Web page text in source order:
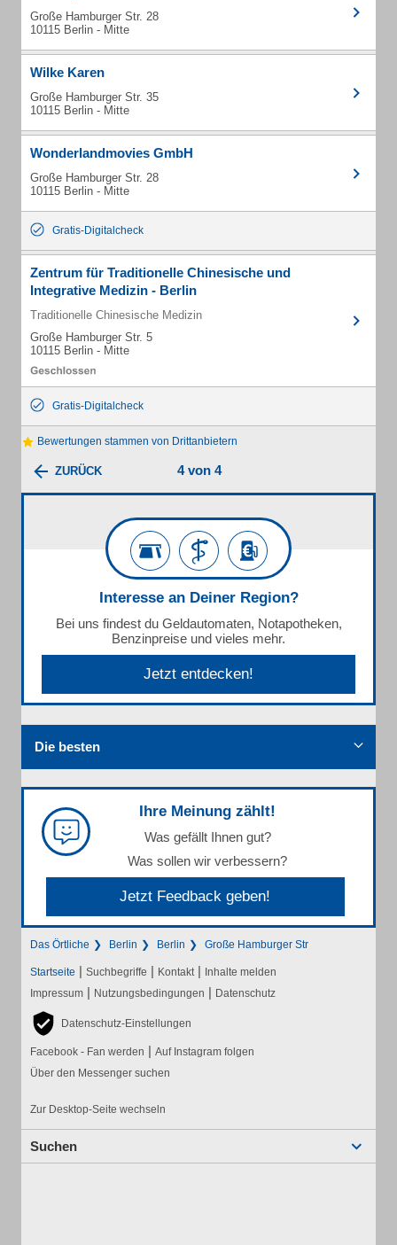
Große Hamburger Str. 28
10115 Berlin - Mitte
Wilke Karen
Große Hamburger Str. 35
10115 Berlin - Mitte
Wonderlandmovies GmbH
Große Hamburger Str. 28
10115 Berlin - Mitte
Gratis-Digitalcheck
Zentrum für Traditionelle Chinesische und
Integrative Medizin - Berlin
Traditionelle Chinesische Medizin
Große Hamburger Str. 5
10115 Berlin - Mitte
Gratis-Digitalcheck
Bewertungen stammen von Drittanbietern
ZURÜCK 4 von 4
Interesse an Deiner Region?
Bei uns findest du Geldautomaten, Notapotheken,
Benzinpreise und vieles mehr.
Jetzt entdecken!
Die besten
Ihre Meinung zählt!
Was gefällt Ihnen gut?
Was sollen wir verbessern?
Jetzt Feedback geben!
Das Örtliche Berlin Berlin Große Hamburger Str
Startseite | Suchbegriffe | Kontakt | Inhalte melden
Impressum | Nutzungsbedingungen | Datenschutz
Datenschutz-Einstellungen
Facebook - Fan werden | Auf Instagram folgen
Über den Messenger suchen
Zur Desktop-Seite wechseln
Suchen